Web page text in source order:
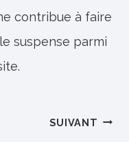
contribue à faire
suspense parmi
SUIVANT